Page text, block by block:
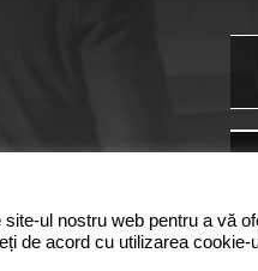
ul nostru web pentru a vă
de acord cu utilizarea cookie-